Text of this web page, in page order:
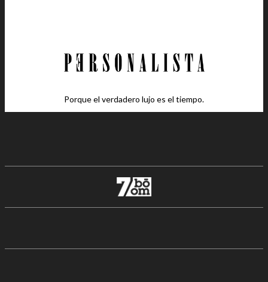
Porque el verdadero lujo es el tiempo.